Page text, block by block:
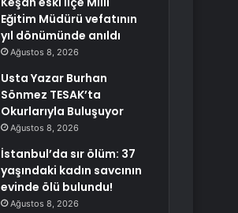
Eğitim Müdürü vefatının
yıl dönümünde anıldı
Ağustos 8, 2026
Usta Yazar Burhan
Sönmez TESAK’ta
Okurlarıyla Buluşuyor
Ağustos 8, 2026
İstanbul’da sır ölüm: 37
yaşındaki kadın savcının
evinde ölü bulundu!
Ağustos 8, 2026